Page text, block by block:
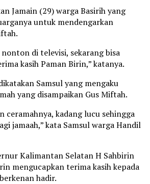
Jamain (29) warga Basirih yang
untuk mendengarkan
nonton di televisi, sekarang bisa
kasih Paman Birin,” katanya.
Samsul yang mengaku
yang disampaikan Gus Miftah.
ceramahnya, kadang lucu sehingga
jamaah,” kata Samsul warga Handil
Kalimantan Selatan H Sahbirin
mengucapkan terima kasih kepada
hadir.